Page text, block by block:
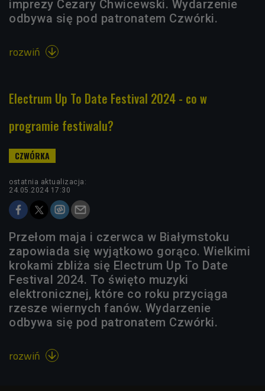
imprezy Cezary Chwicewski. Wydarzenie
odbywa się pod patronatem Czwórki.
rozwiń 
Electrum Up To Date Festival 2024 - co w
programie festiwalu?
ostatnia aktualizacja:
24.05.2024 17:30
Przełom maja i czerwca w Białymstoku
zapowiada się wyjątkowo gorąco. Wielkimi
krokami zbliża się Electrum Up To Date
Festival 2024. To święto muzyki
elektronicznej, które co roku przyciąga
rzesze wiernych fanów. Wydarzenie
odbywa się pod patronatem Czwórki.
rozwiń 